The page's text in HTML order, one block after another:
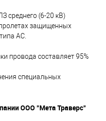
среднего (6-20 кВ)
защищенных
АС.
провода составляет 95%
специальных
ООО "Мета Траверс"